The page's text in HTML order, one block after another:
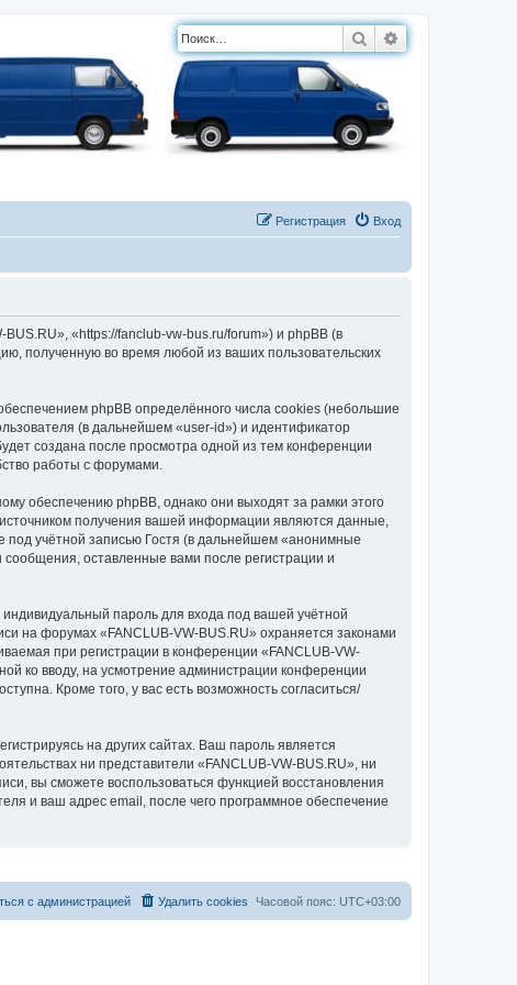
Поиск
Вход
Регистрация
«https://fanclub-vw-bus.ru/forum») и phpBB (в
полученную во время любой из ваших пользовательских
phpBB определённого числа cookies (небольшие
(в дальнейшем «user-id») и идентификатор
создана после просмотра одной из тем конференции
работы с форумами.
обеспечению phpBB, однако они выходят за рамки этого
получения вашей информации являются данные,
учётной записью Гостя (в дальнейшем «анонимные
оставленные вами после регистрации и
пароль для входа под вашей учётной
на форумах «FANCLUB-VW-BUS.RU» охраняется законами
при регистрации в конференции «FANCLUB-VW-
ко вводу, на усмотрение администрации конференции
Кроме того, у вас есть возможность согласиться/
на других сайтах. Ваш пароль является
ни представители «FANCLUB-VW-BUS.RU», ни
вы сможете воспользоваться функцией восстановления
и ваш адрес email, после чего программное обеспечение
Часовой пояс: UTC+03:00
Удалить cookies
с администрацией